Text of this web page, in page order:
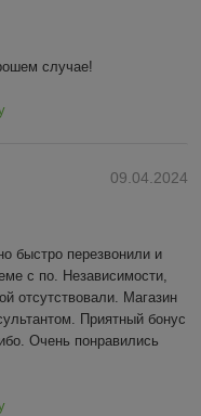
случае!
09.04.2024
быстро перезвонили и
с по. Независимости,
отсутствовали. Магазин
Приятный бонус
Очень понравились